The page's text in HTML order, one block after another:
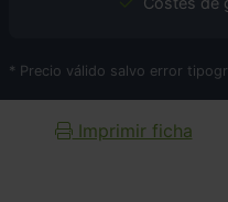
* Precio válido salvo error
Imprimir ficha